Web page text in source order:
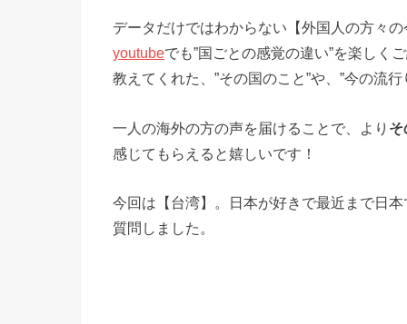
データだけではわからない【外国人の方々
youtubeでも”国ごとの感覚の違い”を楽しく
教えてくれた、”その国のこと”や、”今の流
一人の海外の方の声を届けることで、より そ
感じてもらえると嬉しいです！
今回は【台湾】。日本が好きで最近まで日
質問しました。